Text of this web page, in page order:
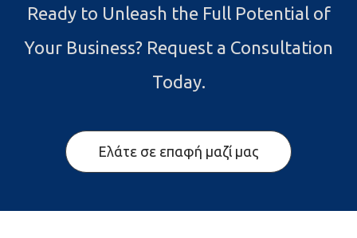
Ready to Unleash the Full Potential of
Your Business? Request a Consultation
Today.
Ελάτε σε επαφή μαζί μας